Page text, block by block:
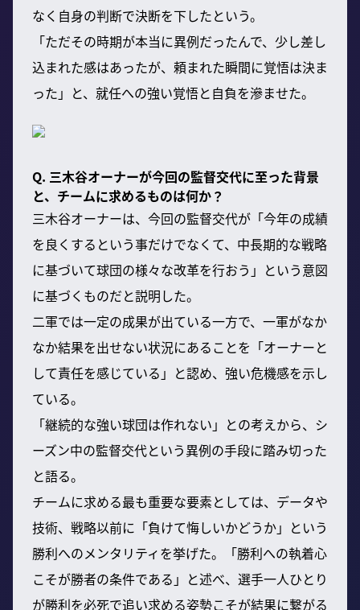
なく自身の判断で決断を下したという。
「ただその時期が本当に異例だったんで、少し差し
込まれた感はあったが、頼まれた瞬間に覚悟は決ま
った」と、就任への強い覚悟と自負を滲ませた。
Q. 三木谷オーナーが今回の監督交代に至った背景
と、チームに求めるものは何か？
三木谷オーナーは、今回の監督交代が「今年の成績
を良くするという事だけでなくて、中長期的な戦略
に基づいて球団の様々な改革を行おう」という意図
に基づくものだと説明した。
二軍では一定の成果が出ている一方で、一軍がなか
なか結果を出せない状況にあることを「オーナーと
して責任を感じている」と認め、強い危機感を示し
ている。
「継続的な強い球団は作れない」との考えから、シ
ーズン中の監督交代という異例の手段に踏み切った
と語る。
チームに求める最も重要な要素としては、データや
技術、戦略以前に「負けて悔しいかどうか」という
勝利へのメンタリティを挙げた。「勝利への執着心
こそが勝者の条件である」と述べ、選手一人ひとり
が勝利を必死で追い求める姿勢こそが結果に繋がる